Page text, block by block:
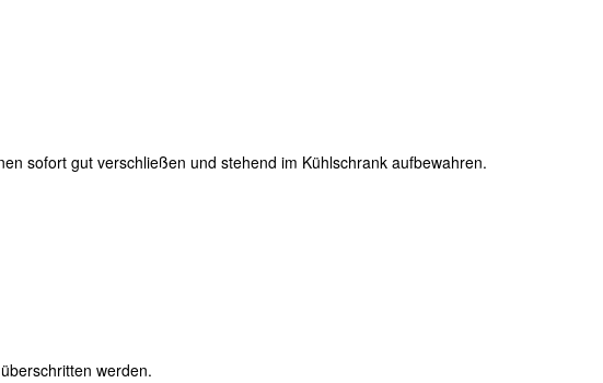
sofort gut verschließen und stehend im Kühlschrank aufbewahren.
werden.